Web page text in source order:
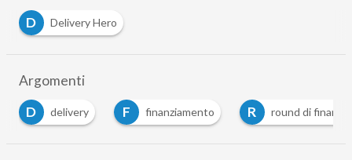
D
Delivery Hero
Argomenti
delivery F finanziamento R round di finanziamento